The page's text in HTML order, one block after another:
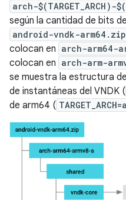
arch-$(TARGET_ARCH)-
según la cantidad de bits
android-vndk-arm64.zip
colocan en arch-arm64-
colocan en arch-arm-
se muestra la estructura
de instantáneas del VNDK (
de arm64 (